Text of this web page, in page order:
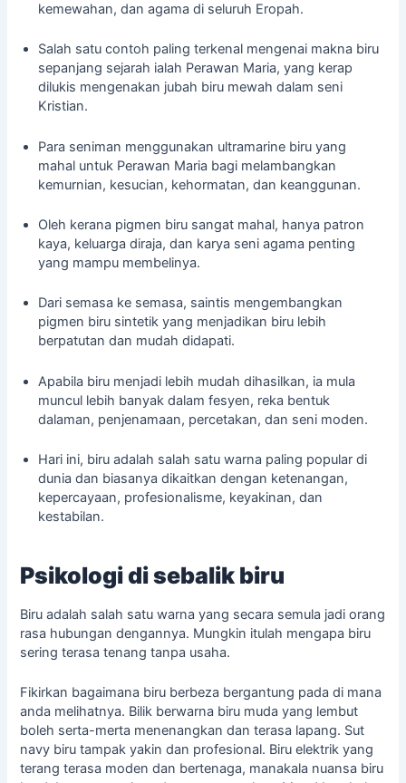
kemewahan, dan agama di seluruh Eropah.
Salah satu contoh paling terkenal mengenai makna biru
sepanjang sejarah ialah Perawan Maria, yang kerap
dilukis mengenakan jubah biru mewah dalam seni
Kristian.
Para seniman menggunakan ultramarine biru yang
mahal untuk Perawan Maria bagi melambangkan
kemurnian, kesucian, kehormatan, dan keanggunan.
Oleh kerana pigmen biru sangat mahal, hanya patron
kaya, keluarga diraja, dan karya seni agama penting
yang mampu membelinya.
Dari semasa ke semasa, saintis mengembangkan
pigmen biru sintetik yang menjadikan biru lebih
berpatutan dan mudah didapati.
Apabila biru menjadi lebih mudah dihasilkan, ia mula
muncul lebih banyak dalam fesyen, reka bentuk
dalaman, penjenamaan, percetakan, dan seni moden.
Hari ini, biru adalah salah satu warna paling popular di
dunia dan biasanya dikaitkan dengan ketenangan,
kepercayaan, profesionalisme, keyakinan, dan
kestabilan.
Psikologi di sebalik biru
Biru adalah salah satu warna yang secara semula jadi orang
rasa hubungan dengannya. Mungkin itulah mengapa biru
sering terasa tenang tanpa usaha.
Fikirkan bagaimana biru berbeza bergantung pada di mana
anda melihatnya. Bilik berwarna biru muda yang lembut
boleh serta-merta menenangkan dan terasa lapang. Sut
navy biru tampak yakin dan profesional. Biru elektrik yang
terang terasa moden dan bertenaga, manakala nuansa biru